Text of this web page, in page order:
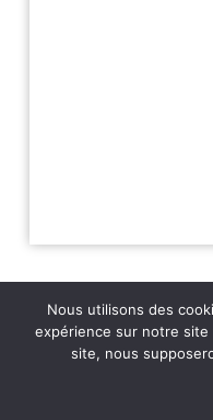
2026 - Variance FM -
Nous utilisons des
expérience sur notre
site, nous